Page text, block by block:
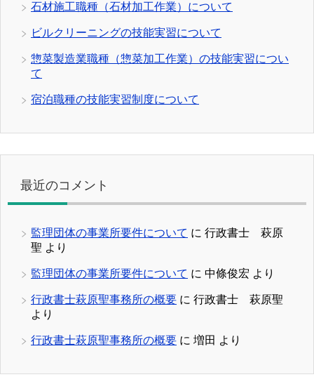
石材施工職種（石材加工作業）について
ビルクリーニングの技能実習について
惣菜製造業職種（惣菜加工作業）の技能実習につい
て
宿泊職種の技能実習制度について
最近のコメント
監理団体の事業所要件について に 行政書士 萩原
聖 より
監理団体の事業所要件について に 中條俊宏 より
行政書士萩原聖事務所の概要 に 行政書士 萩原聖
より
行政書士萩原聖事務所の概要 に 増田 より